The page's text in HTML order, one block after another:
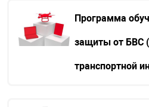
Программа
защиты от БВС
транспортной